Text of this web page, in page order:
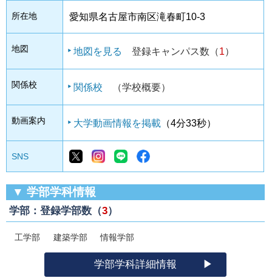
所在地 愛知県名古屋市南区滝春町10-3
地図 地図を見る 登録キャンパス数（1）
関係校 関係校 （学校概要）
動画案内 大学動画情報を掲載 （4分33秒）
SNS
▼ 学部学科情報
学部：登録学部数（3）
工学部 建築学部 情報学部
学部学科詳細情報